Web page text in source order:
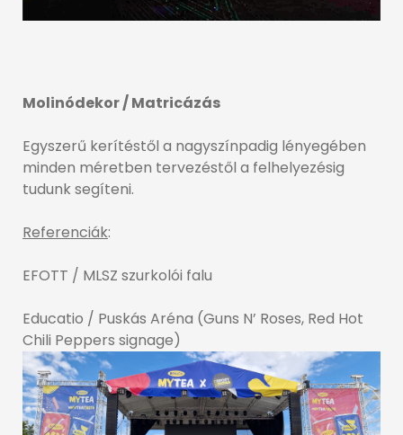
Molinódekor / Matricázás
Egyszerű kerítéstől a nagyszínpadig lényegében
minden méretben tervezéstől a felhelyezésig
tudunk segíteni.
Referenciák:
EFOTT / MLSZ szurkolói falu
Educatio / Puskás Aréna (Guns N’ Roses, Red Hot
Chili Peppers signage)